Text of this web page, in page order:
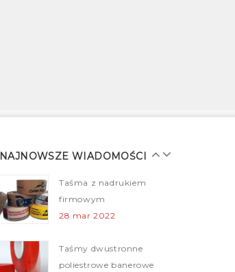
NAJNOWSZE WIADOMOŚCI
Taśmy malarskie dla
28 mar 2022
Taśma z nadrukiem
firmowym
28 mar 2022
Taśmy dwustronne
poliestrowe banerowe